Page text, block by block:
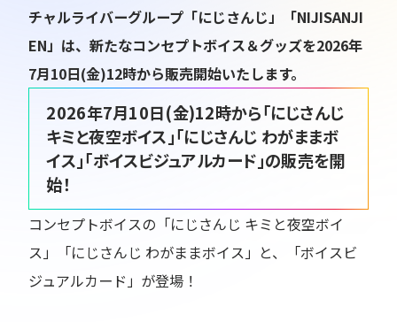
チャルライバーグループ「にじさんじ」「NIJISANJI
EN」は、新たなコンセプトボイス＆グッズを2026年
7月10日(金)12時から販売開始いたします。
2026年7月10日(金)12時から「にじさんじ
キミと夜空ボイス」「にじさんじ わがままボ
イス」「ボイスビジュアルカード」の販売を開
始！
コンセプトボイスの「にじさんじ キミと夜空ボイ
ス」「にじさんじ わがままボイス」と、「ボイスビ
ジュアルカード」が登場！